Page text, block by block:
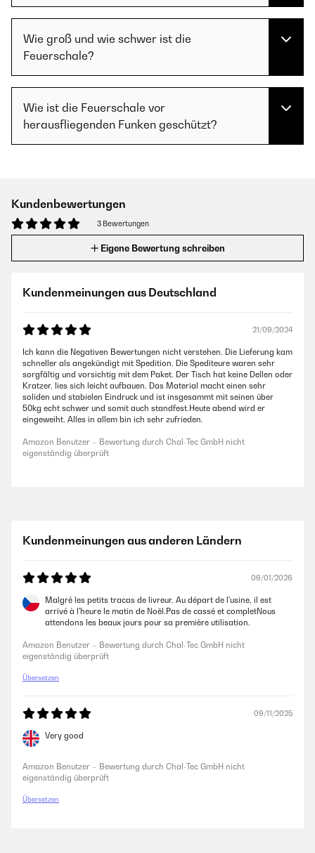
Wie groß und wie schwer ist die
Feuerschale?
Wie ist die Feuerschale vor
herausfliegenden Funken geschützt?
Kundenbewertungen
3 Bewertungen
Eigene Bewertung schreiben
Kundenmeinungen aus Deutschland
21/09/2024
Ich kann die Negativen Bewertungen nicht verstehen. Die Lieferung kam
schneller als angekündigt mit Spedition. Die Spediteure waren sehr
sorgfältig und vorsichtig mit dem Paket. Der Tisch hat keine Dellen oder
Kratzer, lies sich leicht aufbauen. Das Material macht einen sehr
soliden und stabielen Eindruck und ist insgesammt mit seinen über
50kg echt schwer und somit auch standfest.Heute abend wird er
eingeweiht. Alles in allem bin ich sehr zufrieden.
Amazon Benutzer – Bewertung durch Chal-Tec GmbH nicht
eigenständig überprüft
Kundenmeinungen aus anderen Ländern
06/01/2026
Malgré les petits tracas de livreur. Au départ de l'usine, il est
arrivé à l'heure le matin de Noël.Pas de cassé et completNous
attendons les beaux jours pour sa première utilisation.
Amazon Benutzer – Bewertung durch Chal-Tec GmbH nicht
eigenständig überprüft
Übersetzen
09/11/2025
Very good
Amazon Benutzer – Bewertung durch Chal-Tec GmbH nicht
eigenständig überprüft
Übersetzen